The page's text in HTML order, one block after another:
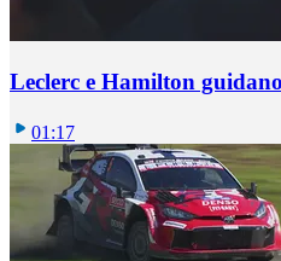
Leclerc e Hamilton
01:17